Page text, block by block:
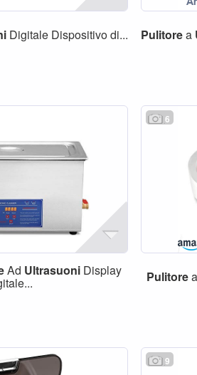
Digitale Dispositivo di... Pulitorea
Ad Ultrasuoni Display
6
Pulitore
9